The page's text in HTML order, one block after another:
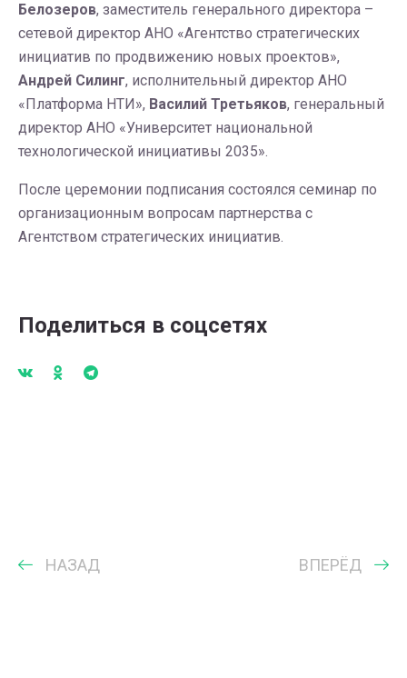
Белозеров, заместитель генерального директора –
сетевой директор АНО «Агентство стратегических
инициатив по продвижению новых проектов»,
Андрей Силинг, исполнительный директор АНО
«Платформа НТИ», Василий Третьяков, генеральный
директор АНО «Университет национальной
технологической инициативы 2035».
После церемонии подписания состоялся семинар по
организационным вопросам партнерства с
Агентством стратегических инициатив.
Поделиться в соцсетях
НАЗАД ВПЕРЁД